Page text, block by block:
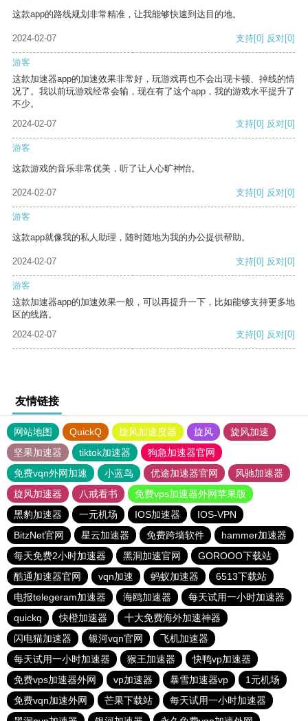
这款app的路线规划非常精准，让我能够快速到达目的地。
2024-02-07 支持[0] 反对[0]
游客
这款加速器app的加速效果非常好，玩游戏再也不会出现卡顿、掉线的情
况了。我以前玩游戏经常会输，现在有了这个app，我的游戏水平提升了
不少。
2024-02-07
支持[0] 反对[0]
游客
这款游戏的音乐非常优美，听了让人心旷神怡。
2024-02-07 支持[0] 反对[0]
游客
这款app就像我的私人助理，随时随地为我的办公提供帮助。
2024-02-07 支持[0] 反对[0]
游客
这款加速器app的加速效果一般，可以再提升一下，比如能够支持更多地
区的线路。
2024-02-07
支持[0] 反对[0]
友情链接
网站地图 QuickQ 旋风加速度器 旋风
旋风加速
坚果加速器
tiktok加速器
狗急加速器官网
免费vqn外网加速
小蓝鸟 优途加速器官网
风驰加速器
旋风加速器
八戒看书
免费vps加速器外网苹果版
黑豹加速器
一元机场 IOS加速器
IOS-VPN
BitzNet官网
星云加速器 免费跨墙软件
hammer加速器
每天免费2小时加速器
黑洞加速官网
GOROOO下载站
酷通加速器官网
vqn加速 蚂蚁加速器
6513下载站
电报telegeram加速器
海鸥加速器
每天试用一小时加速器
quickq
快橙加速器
十大免费海外加速神器
闪电猫加速器
银河vqn官网
飞机加速器
每天试用一小时加速器
猴王加速器
快鸭vp加速器
免费vps加速器外网
vp加速器 暴雪加速器vp
1元机场
免费vqn加速外网
芒果下载站
每天试用一小时加速器